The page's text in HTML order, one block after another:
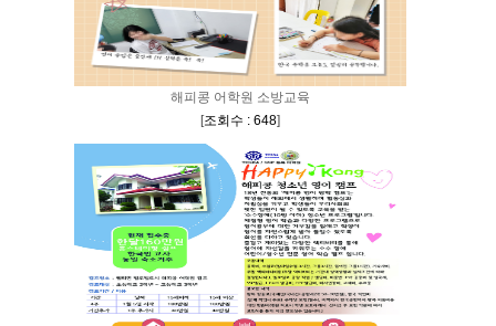
해피콩 어학원 소방교육
[조회수 : 648]